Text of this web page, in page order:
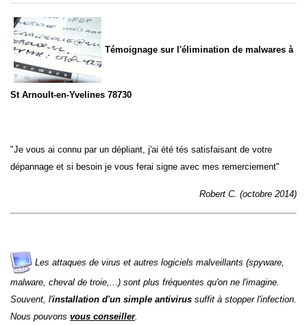
Témoignage sur l'élimination de malwares à
St Arnoult-en-Yvelines 78730
"Je vous ai connu par un dépliant, j'ai été tés satisfaisant de votre
dépannage et si besoin je vous ferai signe avec mes remerciement"
Robert C. (octobre 2014)
Les attaques de virus et autres logiciels malveillants (spyware,
malware, cheval de troie,...) sont plus fréquentes qu'on ne l'imagine.
Souvent, l'installation d'un simple antivirus suffit à stopper l'infection.
Nous pouvons vous conseiller.